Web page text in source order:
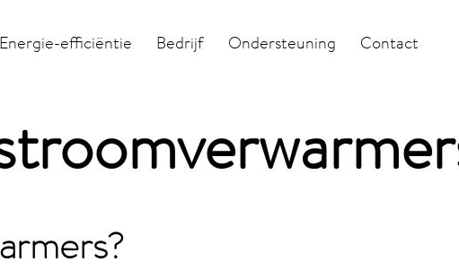
Energie-efficiëntie Bedrijf Ondersteuning Contact